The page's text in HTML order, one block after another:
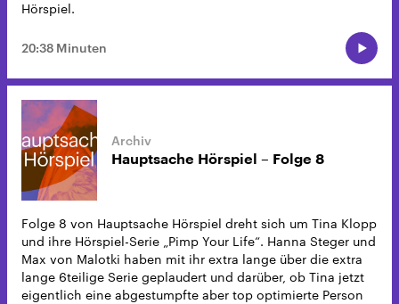
Hörspiel.
20:38 Minuten
Hauptsache Hörspiel – Folge 8
Folge 8 von Hauptsache Hörspiel dreht sich um Tina Klopp
und ihre Hörspiel-Serie „Pimp Your Life“. Hanna Steger und
Max von Malotki haben mit ihr extra lange über die extra
lange 6teilige Serie geplaudert und darüber, ob Tina jetzt
eigentlich eine abgestumpfte aber top optimierte Person